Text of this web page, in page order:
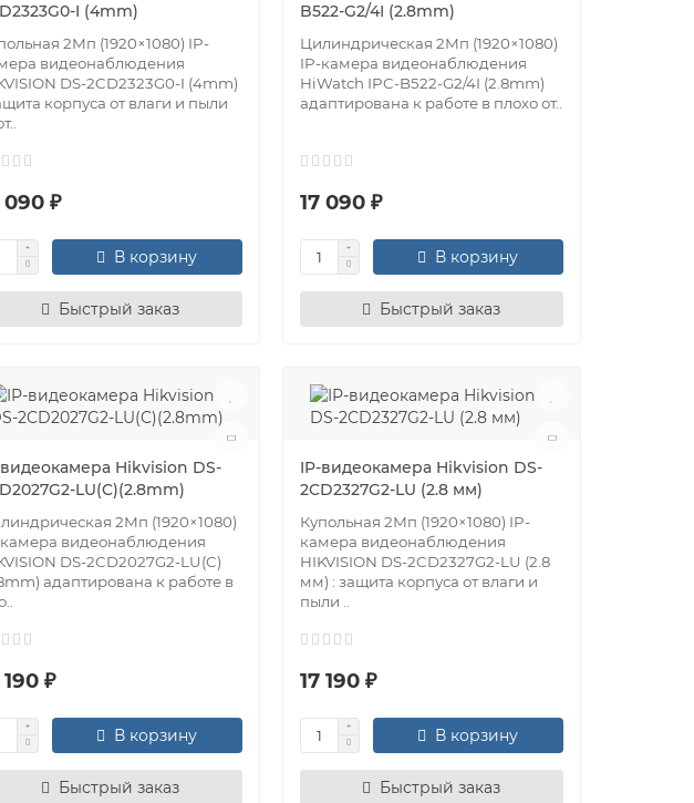
I (4mm)
2Мп (1920×1080) IP-
видеонаблюдения
DS-2CD2323G0-I (4mm)
корпуса от влаги и пыли
090 ₽
В корзину
Быстрый заказ
B522-G2/4I (2.8mm)
Цилиндрическая 2Мп (1920×1080)
IP-камера видеонаблюдения
HiWatch IPC-B522-G2/4I (2.8mm)
адаптирована к работе в плохо от..
17 090 ₽
В корзину
Быстрый заказ
Hikvision DS-
LU(C)(2.8mm)
2Мп (1920×1080)
видеонаблюдения
DS-2CD2027G2-LU(C)
адаптирована к работе в
190 ₽
В корзину
Быстрый заказ
IP-видеокамера Hikvision DS-
2CD2327G2-LU (2.8 мм)
Купольная 2Мп (1920×1080) IP-
камера видеонаблюдения
HIKVISION DS-2CD2327G2-LU (2.8
мм) : защита корпуса от влаги и
пыли ..
17 190 ₽
В корзину
Быстрый заказ